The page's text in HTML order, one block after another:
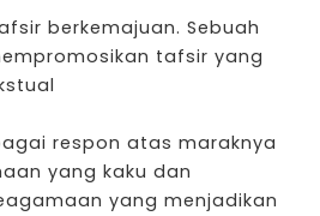
berkemajuan. Sebuah
tafsir yang
respon atas maraknya
yang kaku dan
yang menjadikan